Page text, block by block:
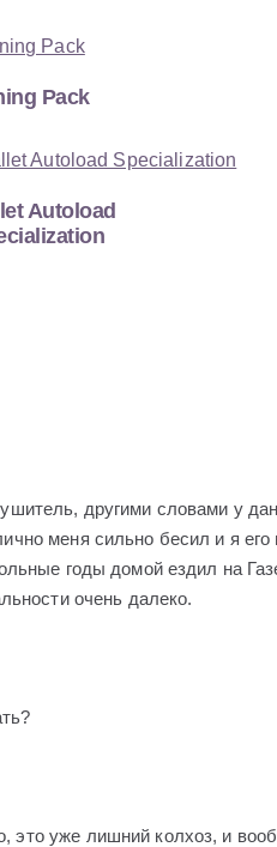
Pack
Autoload
другими словами у
меня сильно бесил и я
годы домой ездил на
очень далеко.
это уже лишний колхоз, и